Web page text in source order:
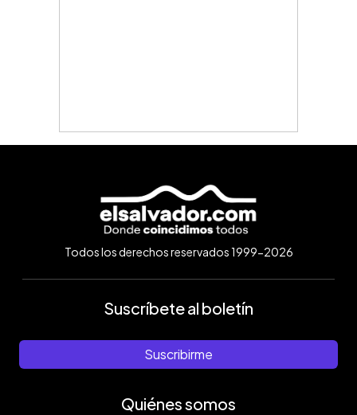
Todos los derechos reservados 1999-2026
Suscríbete al boletín
Suscribirme
Quiénes somos